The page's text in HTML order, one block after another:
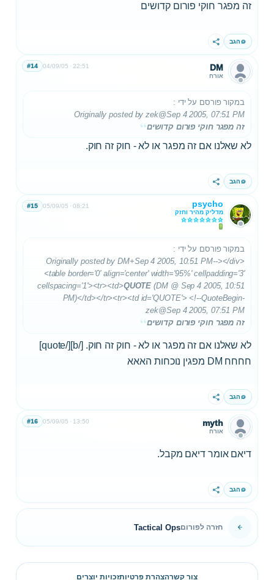
זה מפגר חוקי פורום קדושים
הגב שתף
DM
אורח
04/09/05 22:51
#14
במקור פורסם על ידי :
Originally posted by zek@Sep 4 2005, 07:51 PM
זה מפגר חוקי פורום קדושים
לא שאלנו אם זה מפגר או לא - חוק זה חוק.
הגב שתף
psycho
מדליק מהיר וחזק
05/09/05 08:21
#15
במקור פורסם על ידי :
Originally posted by DM+Sep 4 2005, 10:51 PM--></div>
<table border='0' align='center' width='95%' cellpadding='3'
cellspacing='1'><tr><td>QUOTE (DM @ Sep 4 2005, 10:51
PM)</td></tr><tr><td id='QUOTE'> <!--QuoteBegin-
zek@Sep 4 2005, 07:51 PM
זה מפגר חוקי פורום קדושים
לא שאלנו אם זה מפגר או לא - חוק זה חוק. [/b][/quote]
חחחח DM מפגין נוכחות האאא
הגב שתף
myth
אורח
05/09/05 13:50
#16
דיאם אומר דיאם מקבל.
הגב שתף
חזרה לפורוםTactical Ops
צור קשרהצהרת פרטיותזכויות יוצרים